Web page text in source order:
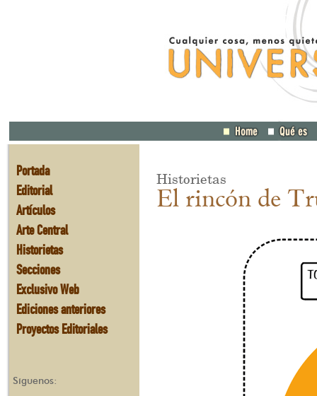
Portada
Editorial
Artículos
Arte Central
Historietas
Secciones
Exclusivo Web
Ediciones anteriores
Proyectos Editoriales
Síguenos:
Historietas
El rincón de